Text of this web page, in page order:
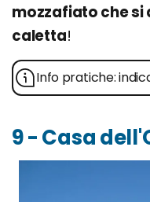
mozzafiato che si
caletta!
Info pratiche:
9 - Casa